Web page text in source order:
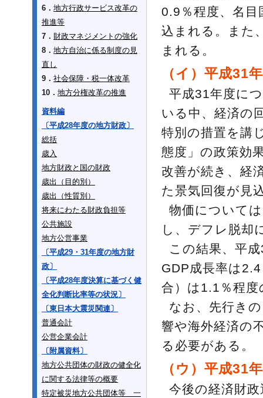
6． 地方行政サービス改革の
推進等
7． 財政マネジメントの強化
8． 地方自治に係る制度の見
直し
9． 社会保障・税一体改革
10． 地方分権改革の推進
資料編
〔平成28年度の地方財政〕
総括
歳入
地方財政と国の財政
歳出（目的別）
歳出（性質別）
将来にわたる財政負担等
公共施設
地方公営事業
〔平成29・31年度の地方財
政〕
〔平成28年度決算に基づく健
全化判断比率等の状況〕
〔東日本大震災関連〕
普通会計
公営企業会計
〔附属資料〕
地方公共団体の財政の健全化
に関する法律等の概要
特定被災地方公共団体等 一
0.9％程度、名目
込まれる。また
まれる。
（イ）平成31
平成31年度に
いる中、経済の
特別の措置を講
態度」の政策効
改善が続き、経
た景気回復が見
物価について
し、デフレ脱却
この結果、平
GDP成長率は
合）は1.1％程
なお、先行き
響や海外経済の
る必要がある。
（ウ）平成31
今後の経済財